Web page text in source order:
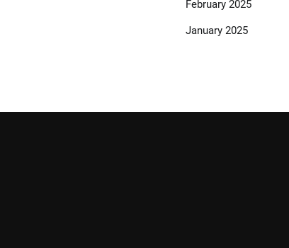
February 2025
January 2025